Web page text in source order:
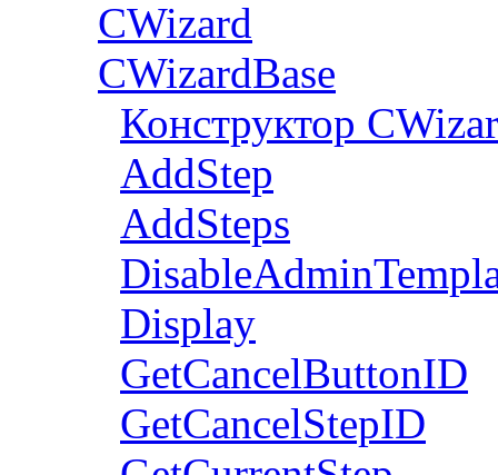
CWizard
СWizardBase
Конструктор
AddStep
AddSteps
Display
GetCancelButtonID
GetCancelStepID